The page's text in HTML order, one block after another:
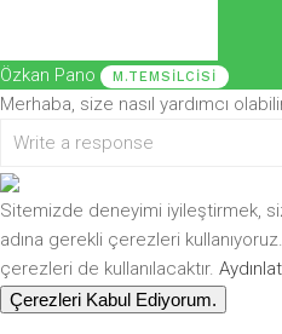
Özkan Pano M.TEMSILCISI
Merhaba, size nasıl yardımcı
Sitemizde deneyimi iyileştirmek,
adına gerekli çerezleri
çerezleri de kullanılacaktır.
Çerezleri Kabul Ediyorum.